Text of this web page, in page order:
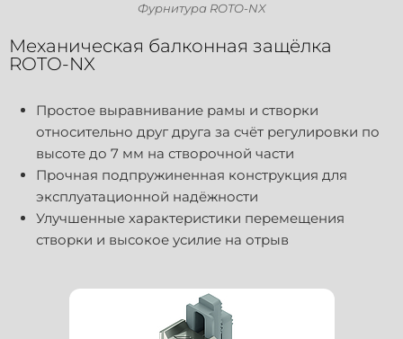
Фурнитура ROTO-NX
Механическая балконная защёлка
ROTO-NX
Простое выравнивание рамы и створки
относительно друг друга за счёт регулировки по
высоте до 7 мм на створочной части
Прочная подпружиненная конструкция для
эксплуатационной надёжности
Улучшенные характеристики перемещения
створки и высокое усилие на отрыв